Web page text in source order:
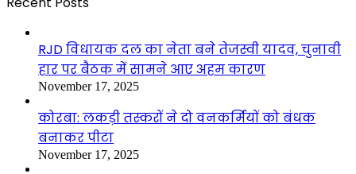
RJD विधायक दल का नेता बने तेजस्वी यादव, चुनावी
हार पर बैठक में सामने आए अहम कारण
November 17, 2025
कोरबा: लकड़ी तस्करों ने दो वनकर्मियों को बंधक
बनाकर पीटा
November 17, 2025